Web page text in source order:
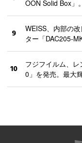
OON Solid Box」
9
WEISS、内部の
ター「DAC205-
10
フジフイルム、
0」を発売。最大